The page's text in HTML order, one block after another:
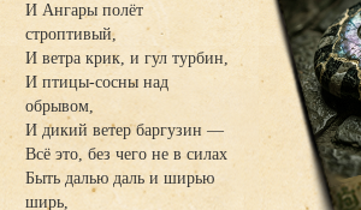
И Ангары полёт
строптивый,
И ветра крик, и гул турбин,
И птицы-сосны над
обрывом,
И дикий ветер баргузин —
Всё это, без чего не в силах
Быть далью даль и ширью
ширь,